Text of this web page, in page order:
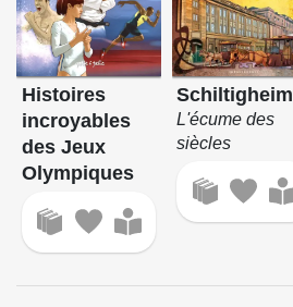
Histoires
incroyables
des Jeux
Olympiques
Schiltigheim
L'écume des
siècles